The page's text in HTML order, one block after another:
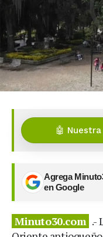
🤖
Agrega
en Google
Minuto30.com .-